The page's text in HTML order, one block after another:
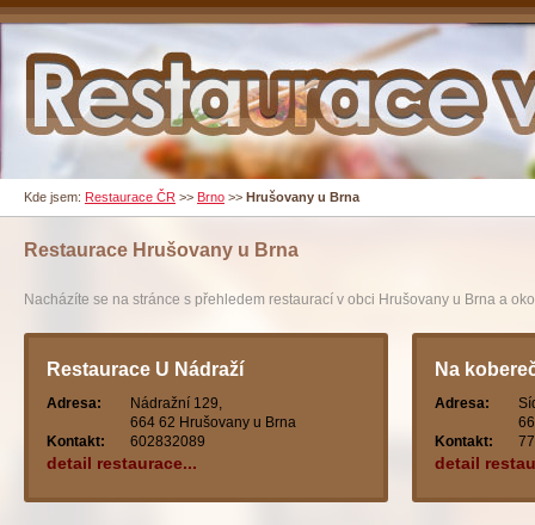
Kde jsem: Restaurace ČR >> Brno >> Hrušovany u Brna
Restaurace Hrušovany u Brna
Nacházíte se na stránce s přehledem restaurací v obci Hrušovany u Brna a
Restaurace U Nádraží
Adresa:
Nádražní 129,
664 62 Hrušovany u Brna
Kontakt:
602832089
detail restaurace...
Na
Adresa:
Kontakt:
detail